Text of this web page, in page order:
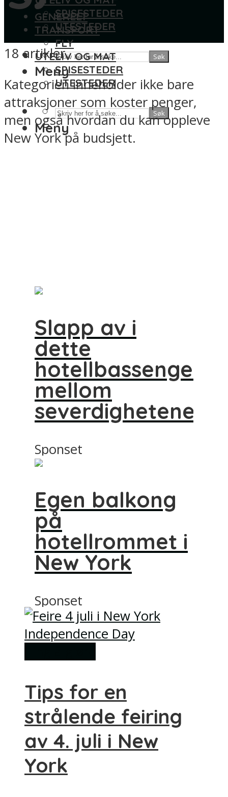
SPISESTEDER
UTESTEDER
Søk
Meny
GENERELT
TRANSPORT
FLY
UTELIV OG MAT
SPISESTEDER
UTESTEDER
Søk
Meny
18 artikler
Kategorien inneholder ikke bare
attraksjoner som koster penger,
men også hvordan du kan oppleve
New York på budsjett.
Slapp av i
dette
hotellbassenget
mellom
severdighetene
Sponset
Egen balkong
på
hotellrommet i
New York
Sponset
Tips for en
strålende feiring
av 4. juli i New
York